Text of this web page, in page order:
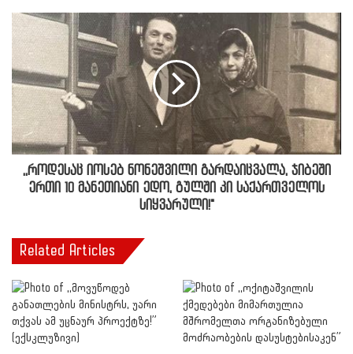
,,როდესაც იოსებ ნონეშვილი გარდაიცვალა, ჯიბეში
ერთი 10 მანეთიანი ედო, გულში კი საქართველოს
სიყვარული!"
Related Articles